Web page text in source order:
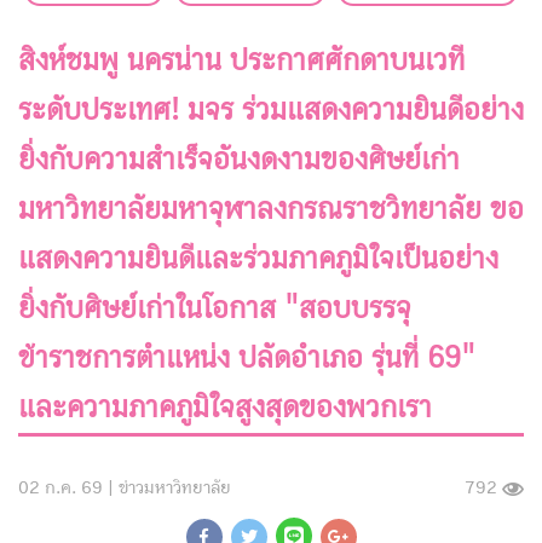
สิงห์ชมพู นครน่าน ประกาศศักดาบนเวที
ระดับประเทศ! มจร ร่วมแสดงความยินดีอย่าง
ยิ่งกับความสำเร็จอันงดงามของศิษย์เก่า
มหาวิทยาลัยมหาจุฬาลงกรณราชวิทยาลัย ขอ
แสดงความยินดีและร่วมภาคภูมิใจเป็นอย่าง
ยิ่งกับศิษย์เก่าในโอกาส "สอบบรรจุ
ข้าราชการตำแหน่ง ปลัดอำเภอ รุ่นที่ 69"
และความภาคภูมิใจสูงสุดของพวกเรา
02 ก.ค. 69 | ข่าวมหาวิทยาลัย 792